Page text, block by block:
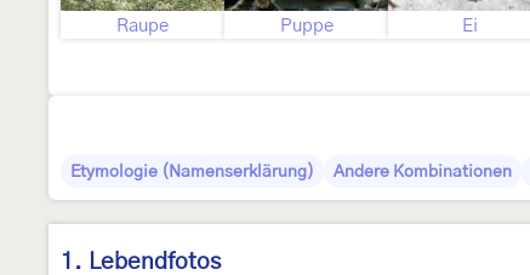
Raupe Puppe Ei
Etymologie (Namenserklärung) Andere Kombinationen
1. Lebendfotos